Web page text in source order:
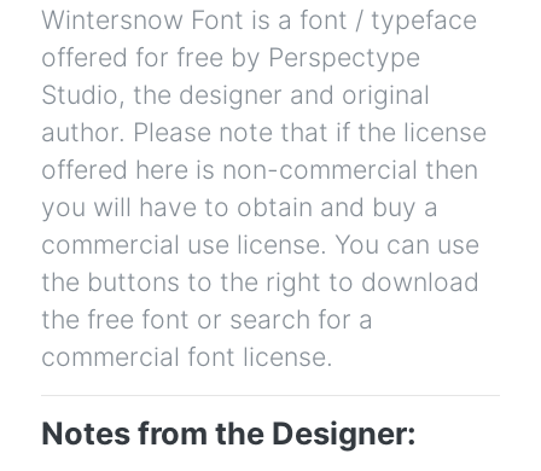
Wintersnow Font is a font / typeface
offered for free by Perspectype
Studio, the designer and original
author. Please note that if the license
offered here is non-commercial then
you will have to obtain and buy a
commercial use license. You can use
the buttons to the right to download
the free font or search for a
commercial font license.
Notes from the Designer: